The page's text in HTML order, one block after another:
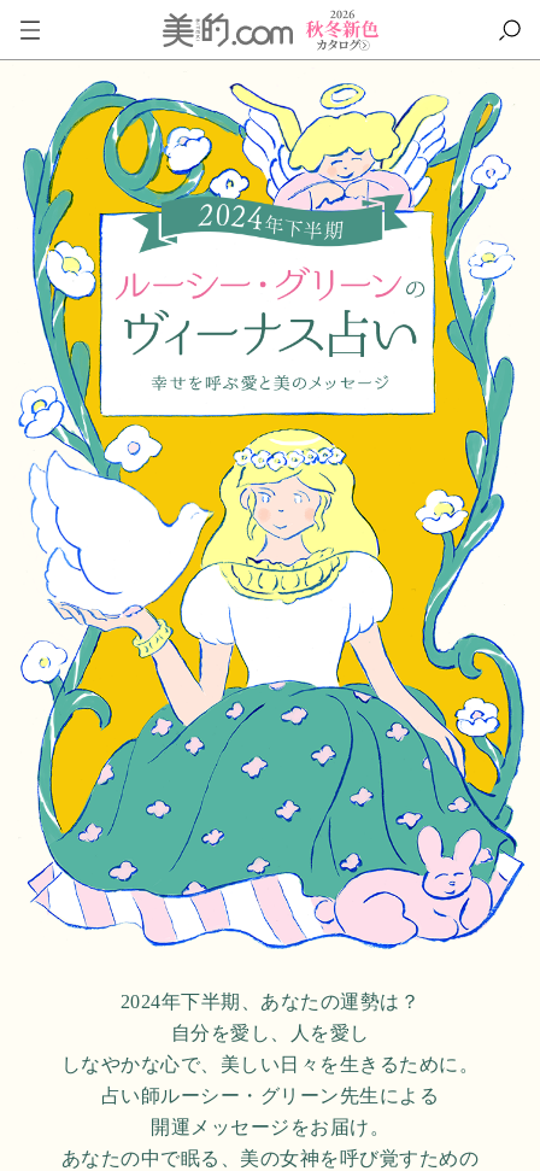
2024年下半期、あなたの運勢は？
自分を愛し、人を愛し
しなやかな心で、美しい日々を生きるために。
占い師ルーシー・グリーン先生による
開運メッセージをお届け。
あなたの中で眠る、美の女神を呼び覚すための